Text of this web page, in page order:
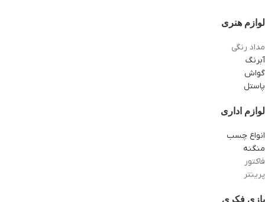
لوازم هنری
مداد رنگی
آبرنگ
گواش
پاستل
لوازم اداری
انواع چسب
منگنه
فاکتور
پرینتر
بازی فکری